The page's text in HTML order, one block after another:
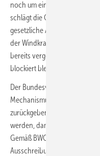
noch um einen Entwurf fürs
schlägt die Offshore-
gesetzliche Änderungen, um
der Windkraft auf See
bereits vergebene Offshore-
blockiert bleiben könnten.
Der Bundesverband
Mechanismus, mit dem
zurückgeben können. Diese
werden, damit Ausbauziele
Gemäß BWO könnten 16
Ausschreibungen hatten